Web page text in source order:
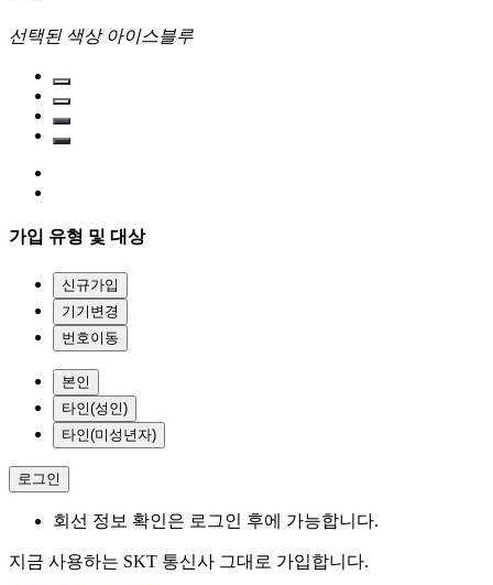
선택된 색상 아이스블루
가입 유형 및 대상
신규가입
기기변경
번호이동
본인
타인(성인)
타인(미성년자)
로그인
회선 정보 확인은 로그인 후에 가능합니다.
지금 사용하는 SKT 통신사 그대로 가입합니다.